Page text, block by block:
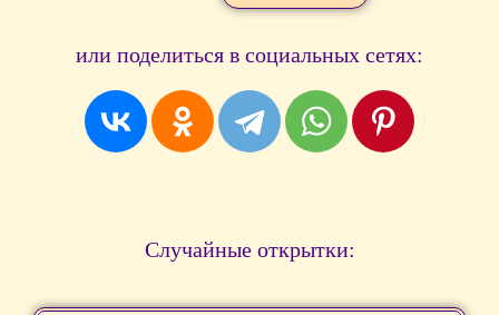
или поделиться в социальных сетях:
Случайные открытки: